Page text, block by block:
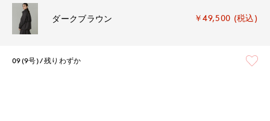
ダークブラウン ￥49,500 (税込)
09(9号) 残りわずか